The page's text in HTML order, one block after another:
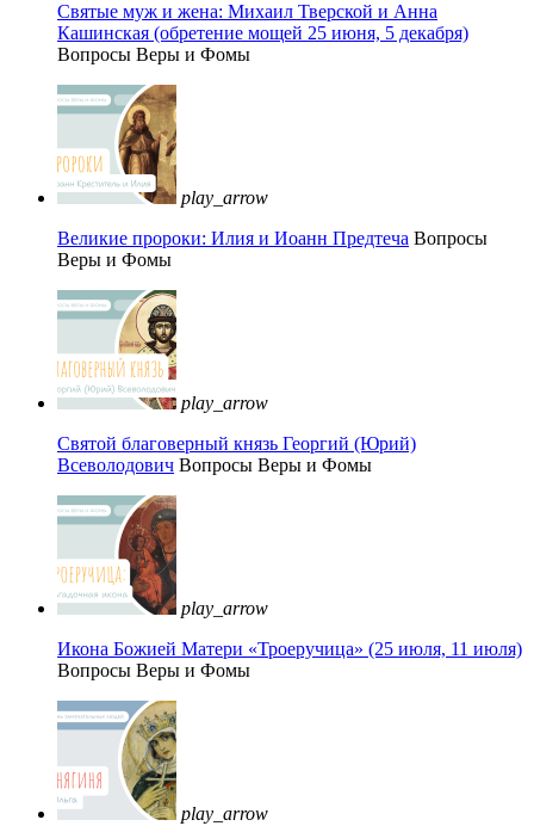
Святые муж и жена: Михаил Тверской и Анна
Кашинская (обретение мощей 25 июня, 5 декабря)
Вопросы Веры и Фомы
play_arrow
Великие пророки: Илия и Иоанн Предтеча Вопросы
Веры и Фомы
play_arrow
Святой благоверный князь Георгий (Юрий)
Всеволодович Вопросы Веры и Фомы
play_arrow
Икона Божией Матери «Троеручица» (25 июля, 11 июля)
Вопросы Веры и Фомы
play_arrow